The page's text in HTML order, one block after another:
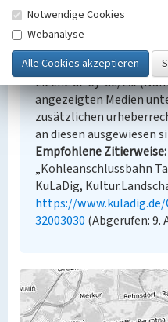
Empfohlene Zitierweise
Urheberrechtlicher
Der hier präsentierte
Lizenz dl-by-de/2.0
angezeigten Medien
zusätzlichen
an diesen ausgewiesen
Empfohlene Zitierweise
„Kohleanschlussbahn
KuLaDig,
https://
32003030 (Abgerufen: 9.
Notwendige Cookies
Webanalyse